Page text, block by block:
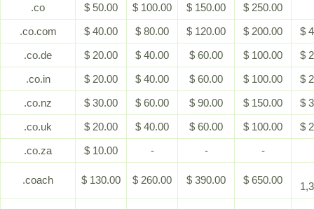
.co
$ 50.00 $ 100.00 $ 150.00
$ 250.00
.co.com
$ 40.00 $ 80.00 $ 120.00 $ 200.00
$
.co.de
$ 20.00 $ 40.00 $ 60.00 $ 100.00
$
.co.in
$ 20.00 $ 40.00 $ 60.00 $ 100.00
$
.co.nz
$ 30.00 $ 60.00 $ 90.00 $ 150.00
$
.co.uk
$ 20.00 $ 40.00 $ 60.00 $ 100.00
$
.co.za
$ 10.00 - - -
.coach $ 130.00 $ 260.00 $ 390.00 $ 650.00